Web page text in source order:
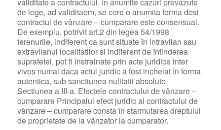
de lege, ad validitaem, se cere o anumita forma desi
contractul de vânzare – cumparare este consensual.
De exemplu, potrivit art.2 din legea 54/1998
terenurile, indiferent ca sunt situate în intravilan sau
extravilanul localitatilor si indiferent de întinderea
suprafetei, pot fi înstrainate prin acte juridice inter
vivos numai daca actul juridic a fost incheiat în forma
autentica, sub sanctiunea nulitatii absolute.
Sectiunea a III-a. Efectele contractului de vânzare –
cumparare Principalul efect juridic al contractului de
vânzare – cumparare consta în starmutarea dreptului
de proprietate de la vânzator la cumparator.